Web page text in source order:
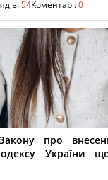
54Коментарі:0
про
України